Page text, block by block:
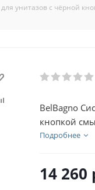
унитазов с чёрной
BelBagno
кнопкой
Подробнее
14 260